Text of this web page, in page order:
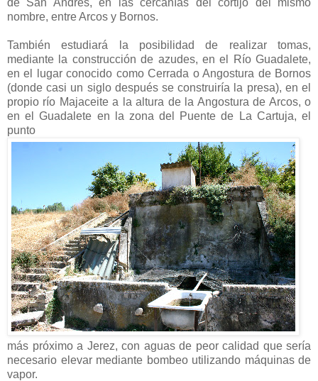
nombre, entre Arcos y Bornos.
También estudiará la posibilidad de realizar tomas,
mediante la construcción de azudes, en el Río Guadalete,
en el lugar conocido como Cerrada o Angostura de Bornos
(donde casi un siglo después se construiría la presa), en el
propio río Majaceite a la altura de la Angostura de Arcos, o
en el Guadalete en la zona del Puente de La Cartuja, el
punto
más próximo a Jerez, con aguas de peor calidad que sería
necesario elevar mediante bombeo utilizando máquinas de
vapor.